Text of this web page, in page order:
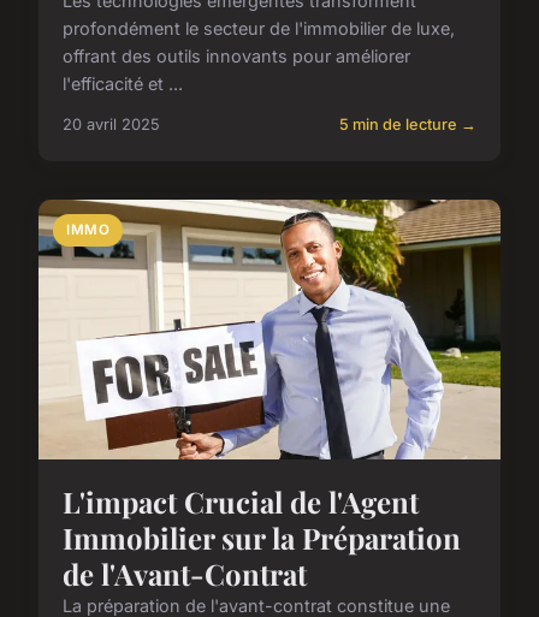
profondément le secteur de l'immobilier de luxe,
offrant des outils innovants pour améliorer
l'efficacité et ...
20 avril 2025 5 min de lecture →
IMMO
L'impact Crucial de l'Agent
Immobilier sur la Préparation
de l'Avant-Contrat
La préparation de l'avant-contrat constitue une